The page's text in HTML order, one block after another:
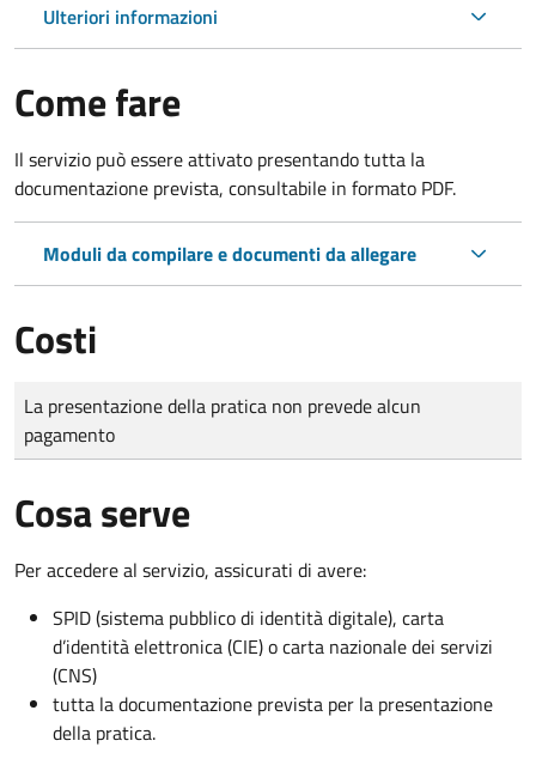
Ulteriori informazioni
Come fare
Il servizio può essere attivato presentando tutta la
documentazione prevista, consultabile in formato PDF.
Moduli da compilare e documenti da allegare
Costi
Tipo di pagamento
Importo
La presentazione della pratica non prevede alcun
pagamento
Cosa serve
Per accedere al servizio, assicurati di avere:
SPID (sistema pubblico di identità digitale), carta
d’identità elettronica (CIE) o carta nazionale dei servizi
(CNS)
tutta la documentazione prevista per la presentazione
della pratica.